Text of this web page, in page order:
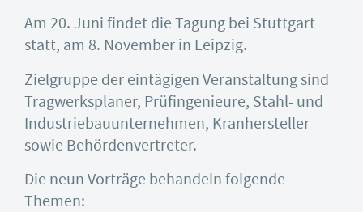
Am 20. Juni findet die Tagung bei Stuttgart
statt, am 8. November in Leipzig.
Zielgruppe der eintägigen Veranstaltung sind
Tragwerksplaner, Prüfingenieure, Stahl- und
Industriebauunternehmen, Kranhersteller
sowie Behördenvertreter.
Die neun Vorträge behandeln folgende
Themen: